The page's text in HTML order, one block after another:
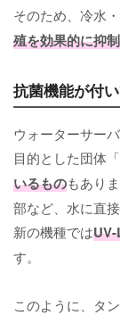
そのため、冷水
殖を効果的に抑制
抗菌機能が付
ウォーターサー
目的とした団体
いるものもあり
部など、水に直
新の機種ではUV-
す。
このように、タ